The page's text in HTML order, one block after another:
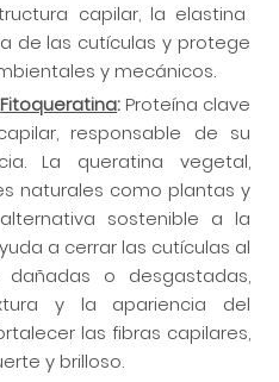
capilar, la elastina
de las cutículas y protege
y mecánicos.
Fitoqueratina:Proteína clave
responsable de su
La queratina vegetal,
naturales como plantas y
sostenible a la
a cerrar las cutículas al
o desgastadas,
y la apariencia del
las fibras capilares,
y brilloso.